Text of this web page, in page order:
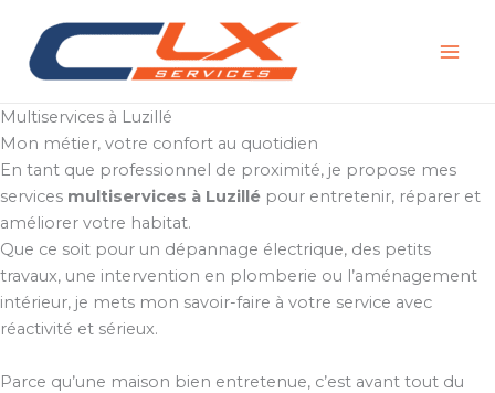
contenu
Multiservices à Luzillé
Mon métier, votre confort au quotidien
En tant que professionnel de proximité, je propose mes
services multiservices à Luzillé pour entretenir, réparer et
améliorer votre habitat.
Que ce soit pour un dépannage électrique, des petits
travaux, une intervention en plomberie ou l’aménagement
intérieur, je mets mon savoir-faire à votre service avec
réactivité et sérieux.
Parce qu’une maison bien entretenue, c’est avant tout du